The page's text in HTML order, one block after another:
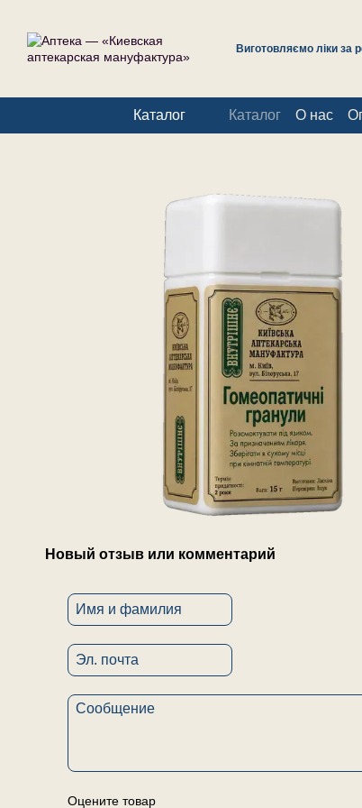
Виготовляємо ліки за
Каталог Каталог О нас
Новый отзыв или комментарий
Оцените товар